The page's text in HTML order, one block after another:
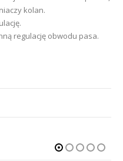
kolan.
regulację obwodu pasa.